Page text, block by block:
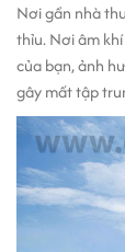
Nơi gần nhà
thỉu. Nơi âm
của bạn, ảnh
gây mất tập